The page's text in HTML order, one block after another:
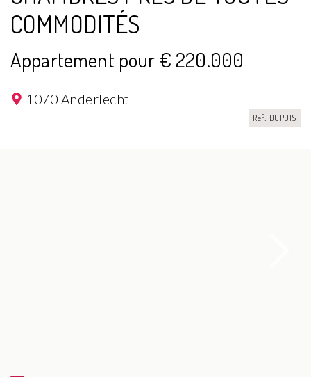
COMMODITÉS
Appartement pour € 220.000
1070 Anderlecht
Ref: DUPUIS